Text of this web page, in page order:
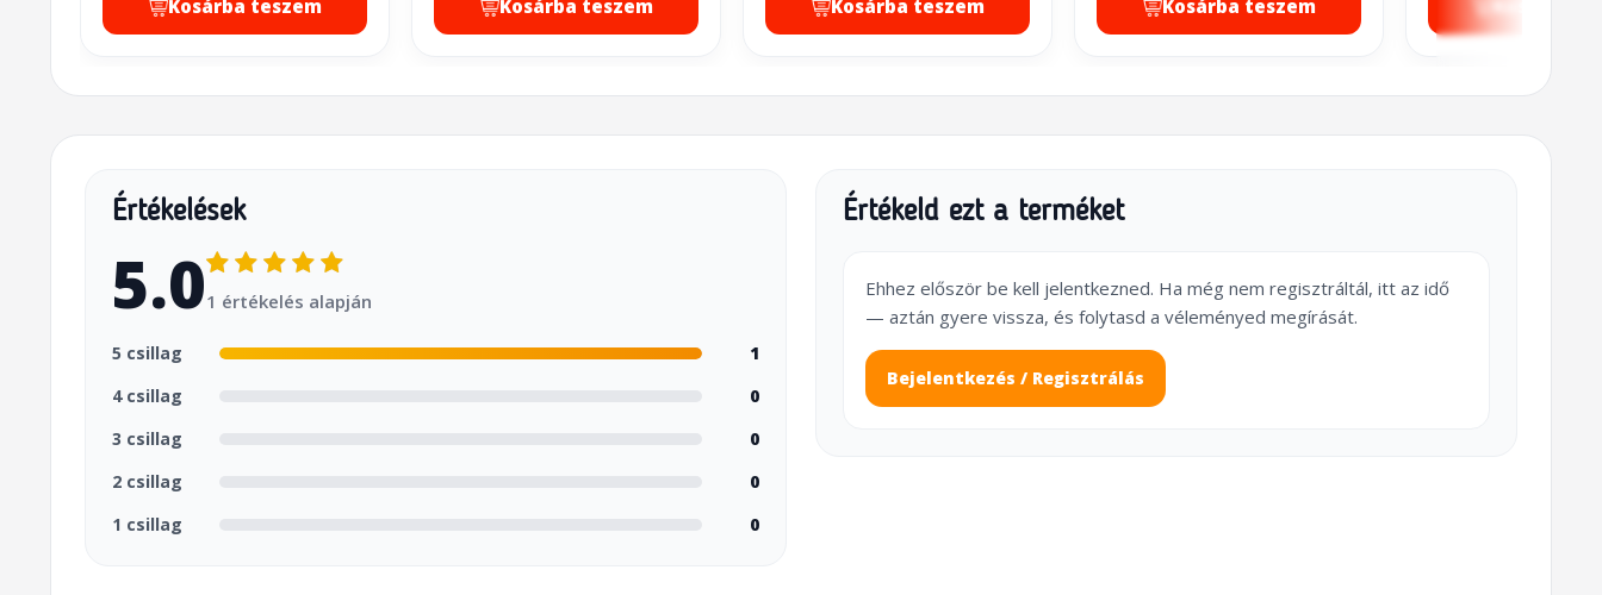
Kosárba teszem Kosárba teszem Kosárba teszem Kosárba teszem
Értékelések
5.01 értékelés alapján
5 csillag
1
4 csillag
0
3 csillag
0
2 csillag
0
1 csillag
0
Értékeld ezt a terméket
Ehhez először be kell jelentkezned. Ha még nem regisztráltál, itt az idő
— aztán gyere vissza, és folytasd a véleményed megírását.
Bejelentkezés / Regisztrálás